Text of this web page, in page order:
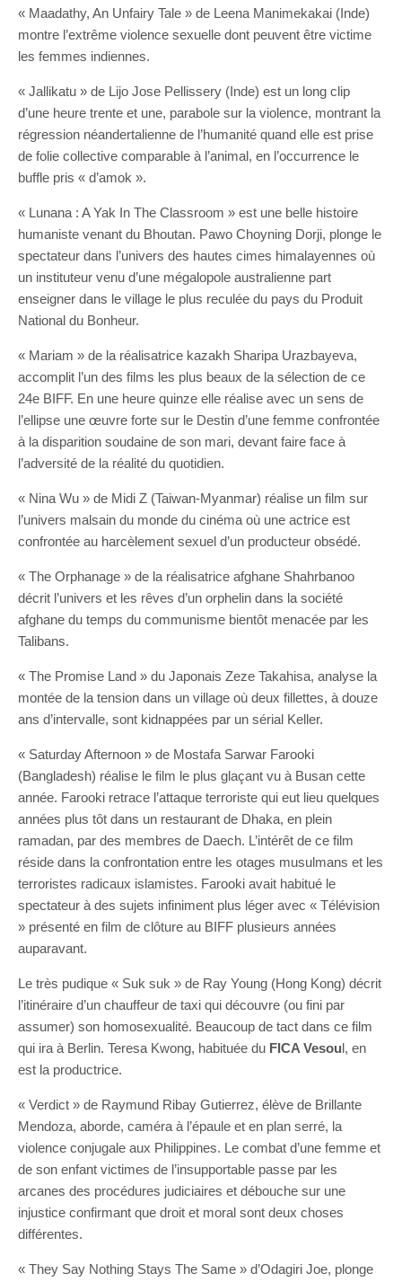
« Maadathy, An Unfairy Tale » de Leena Manimekakai (Inde)
montre l’extrême violence sexuelle dont peuvent être victime
les femmes indiennes.
« Jallikatu » de Lijo Jose Pellissery (Inde) est un long clip
d’une heure trente et une, parabole sur la violence, montrant la
régression néandertalienne de l’humanité quand elle est prise
de folie collective comparable à l’animal, en l’occurrence le
buffle pris « d’amok ».
« Lunana : A Yak In The Classroom » est une belle histoire
humaniste venant du Bhoutan. Pawo Choyning Dorji, plonge le
spectateur dans l’univers des hautes cimes himalayennes où
un instituteur venu d’une mégalopole australienne part
enseigner dans le village le plus reculée du pays du Produit
National du Bonheur.
« Mariam » de la réalisatrice kazakh Sharipa Urazbayeva,
accomplit l’un des films les plus beaux de la sélection de ce
24e BIFF. En une heure quinze elle réalise avec un sens de
l’ellipse une œuvre forte sur le Destin d’une femme confrontée
à la disparition soudaine de son mari, devant faire face à
l’adversité de la réalité du quotidien.
« Nina Wu » de Midi Z (Taiwan-Myanmar) réalise un film sur
l’univers malsain du monde du cinéma où une actrice est
confrontée au harcèlement sexuel d’un producteur obsédé.
« The Orphanage » de la réalisatrice afghane Shahrbanoo
décrit l’univers et les rêves d’un orphelin dans la société
afghane du temps du communisme bientôt menacée par les
Talibans.
« The Promise Land » du Japonais Zeze Takahisa, analyse la
montée de la tension dans un village où deux fillettes, à douze
ans d’intervalle, sont kidnappées par un sérial Keller.
« Saturday Afternoon » de Mostafa Sarwar Farooki
(Bangladesh) réalise le film le plus glaçant vu à Busan cette
année. Farooki retrace l’attaque terroriste qui eut lieu quelques
années plus tôt dans un restaurant de Dhaka, en plein
ramadan, par des membres de Daech. L’intérêt de ce film
réside dans la confrontation entre les otages musulmans et les
terroristes radicaux islamistes. Farooki avait habitué le
spectateur à des sujets infiniment plus léger avec « Télévision
» présenté en film de clôture au BIFF plusieurs années
auparavant.
Le très pudique « Suk suk » de Ray Young (Hong Kong) décrit
l’itinéraire d’un chauffeur de taxi qui découvre (ou fini par
assumer) son homosexualité. Beaucoup de tact dans ce film
qui ira à Berlin. Teresa Kwong, habituée du FICA Vesoul, en
est la productrice.
« Verdict » de Raymund Ribay Gutierrez, élève de Brillante
Mendoza, aborde, caméra à l’épaule et en plan serré, la
violence conjugale aux Philippines. Le combat d’une femme et
de son enfant victimes de l’insupportable passe par les
arcanes des procédures judiciaires et débouche sur une
injustice confirmant que droit et moral sont deux choses
différentes.
« They Say Nothing Stays The Same » d’Odagiri Joe, plonge